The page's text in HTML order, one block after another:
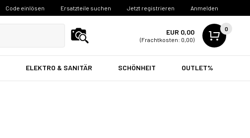
Code einlösen Ersatzteile suchen Jetzt registrieren Anmelden
EUR 0,00
(Frachtkosten: 0,00)
0
ELEKTRO & SANITÄR SCHÖNHEIT OUTLET%